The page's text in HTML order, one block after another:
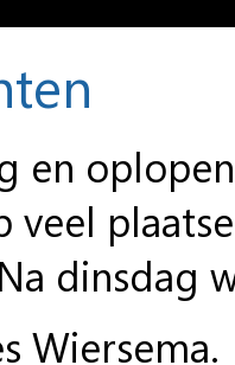
en
veel
dinsdag